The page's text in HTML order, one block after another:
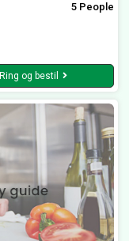
5 People
Ring og bestil